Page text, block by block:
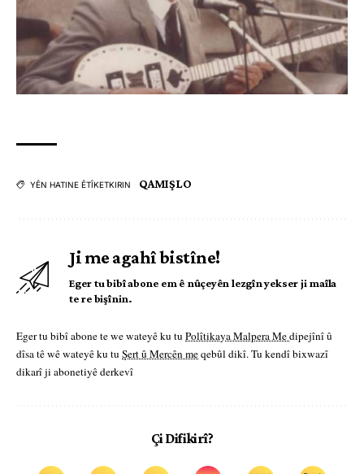
YÊN HATINE ÊTÎKETKIRIN QAMIŞLO
Ji me agahî bistîne!
Eger tu bibî abone em ê nûçeyên lezgîn yekser ji maîla
te re bişînin.
Eger tu bibî abone te we wateyê ku tu Polîtikaya Malpera Medipejînî û
dîsa tê wê wateyê ku tu Şert û Mercên meqebûl dikî. Tu kendî bixwazî
dikarî ji abonetiyê derkevî
Çi Difikirî?